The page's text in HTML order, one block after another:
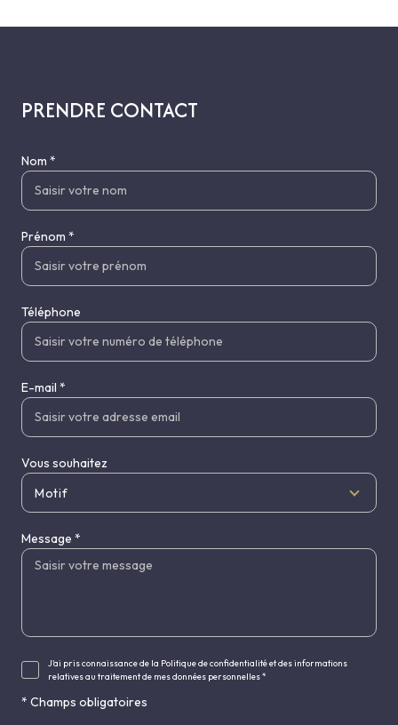
PRENDRE CONTACT
Nom *
Prénom *
Téléphone
E-mail *
Vous souhaitez
Motif
Message *
J'ai pris connaissance de la Politique de confidentialité et des informations
relatives au traitement de mes données personnelles *
* Champs obligatoires